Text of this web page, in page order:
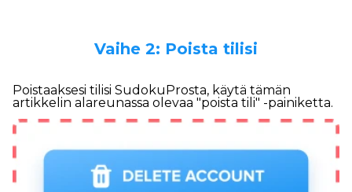
Vaihe 2: Poista tilisi
Poistaaksesi tilisi SudokuProsta, käytä tämän
artikkelin alareunassa olevaa "poista tili" -painiketta.